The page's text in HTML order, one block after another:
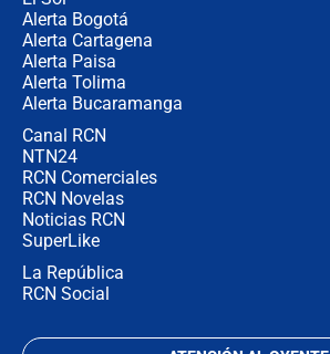
Alerta Bogotá
Alerta Cartagena
Alerta Paisa
Alerta Tolima
Alerta Bucaramanga
Canal RCN
NTN24
RCN Comerciales
RCN Novelas
Noticias RCN
SuperLike
La República
RCN Social